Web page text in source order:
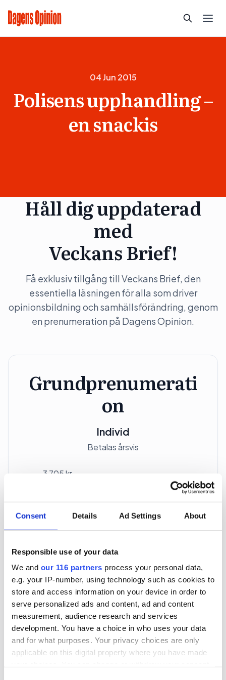
Consent Details Ad Settings About
Responsible use of your data
We and our 116 partners process your personal data,
e.g. your IP-number, using technology such as cookies to
store and access information on your device in order to
serve personalized ads and content, ad and content
measurement, audience research and services
development. You have a choice in who uses your data
and for what purposes. Your privacy choices are only
applicable on this digital property where you have made
04 Jun 2015
Polisens upphandling –
en snackis
Håll dig uppdaterad
med
Veckans Brief!
Få exklusiv tillgång till Veckans Brief, den
essentiella läsningen för alla som driver
opinionsbildning och samhällsförändring, genom
en prenumeration på Dagens Opinion.
Grundprenumerati
on
Individ
Betalas årsvis
3 705 kr
*Moms (6 %) ingår i alla priser.
Företagspaket